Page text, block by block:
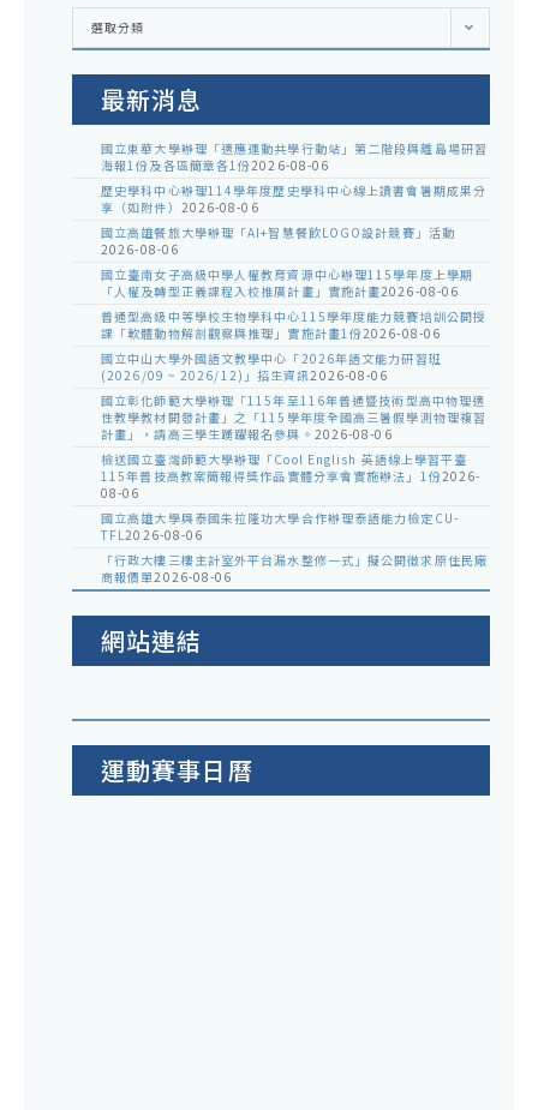
各
室
選取分類
最新消息
國立東華大學辦理「適應運動共學行動站」第二階段與離島場研習
海報1份及各區簡章各1份2026-08-06
歷史學科中心辦理114學年度歷史學科中心線上讀書會暑期成果分
享（如附件） 2026-08-06
國立高雄餐旅大學辦理「AI+智慧餐飲LOGO設計競賽」活動
2026-08-06
國立臺南女子高級中學人權教育資源中心辦理115學年度上學期
「人權及轉型正義課程入校推廣計畫」實施計畫2026-08-06
普通型高級中等學校生物學科中心115學年度能力競賽培訓公開授
課「軟體動物解剖觀察與推理」實施計畫1份2026-08-06
國立中山大學外國語文教學中心「2026年語文能力研習班
(2026/09 ~ 2026/12)」招生資訊2026-08-06
國立彰化師範大學辦理「115年至116年普通暨技術型高中物理適
性教學教材開發計畫」之「115學年度全國高三暑假學測物理複習
計畫」，請高三學生踴躍報名參與。 2026-08-06
檢送國立臺灣師範大學辦理「Cool English 英語線上學習平臺
115年普技高教案簡報得獎作品實體分享會實施辦法」1份2026-
08-06
國立高雄大學與泰國朱拉隆功大學合作辦理泰語能力檢定CU-
TFL2026-08-06
「行政大樓三樓主計室外平台漏水整修一式」擬公開徵求原住民廠
商報價單2026-08-06
網站連結
運動賽事日曆